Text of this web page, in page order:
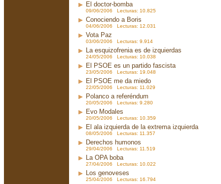
El doctor-bomba
09/06/2006 Lecturas: 10.825
Conociendo a Boris
04/06/2006 Lecturas: 12.031
Vota Paz
03/06/2006 Lecturas: 9.914
La esquizofrenia es de izquierdas
24/05/2006 Lecturas: 10.038
El PSOE es un partido fascista
23/05/2006 Lecturas: 19.048
El PSOE me da miedo
22/05/2006 Lecturas: 11.029
Polanco a referéndum
20/05/2006 Lecturas: 9.280
Evo Modales
20/05/2006 Lecturas: 10.359
El ala izquierda de la extrema izquierda
08/05/2006 Lecturas: 11.357
Derechos humonos
29/04/2006 Lecturas: 11.519
La OPA boba
27/04/2006 Lecturas: 10.022
Los genoveses
25/04/2006 Lecturas: 16.794